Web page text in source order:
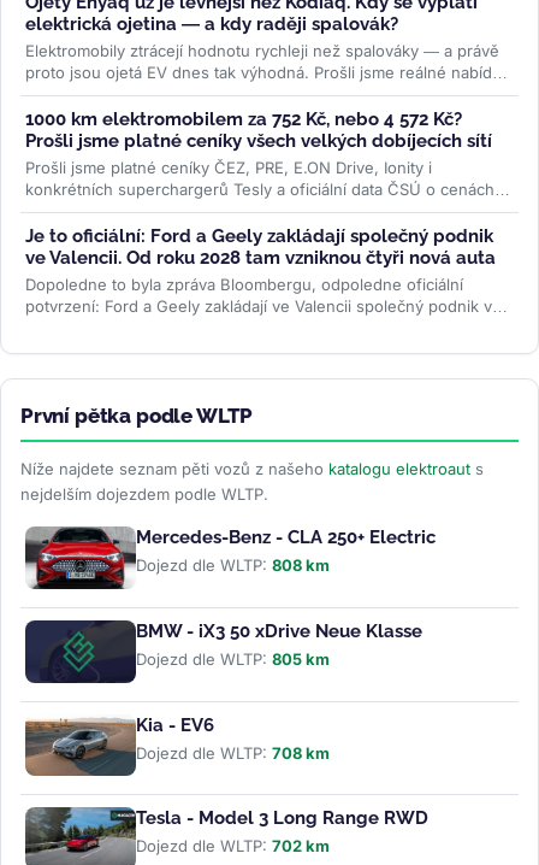
elektrická ojetina — a kdy raději spalovák?
Elektromobily ztrácejí hodnotu rychleji než spalováky — a právě
proto jsou ojetá EV dnes tak výhodná. Prošli jsme reálné nabídky
na...>>
1000 km elektromobilem za 752 Kč, nebo 4 572 Kč?
Prošli jsme platné ceníky všech velkých dobíjecích sítí
Prošli jsme platné ceníky ČEZ, PRE, E.ON Drive, Ionity i
konkrétních superchargerů Tesly a oficiální data ČSÚ o cenách
paliv. Rozdíl je...>>
Je to oficiální: Ford a Geely zakládají společný podnik
ve Valencii. Od roku 2028 tam vzniknou čtyři nová auta
Dopoledne to byla zpráva Bloombergu, odpoledne oficiální
potvrzení: Ford a Geely zakládají ve Valencii společný podnik v
První pětka podle WLTP
Níže najdete seznam pěti vozů z našeho katalogu elektroaut s
nejdelším dojezdem podle WLTP.
Mercedes-Benz - CLA 250+ Electric
Dojezd dle WLTP: 808 km
BMW - iX3 50 xDrive Neue Klasse
Dojezd dle WLTP: 805 km
Kia - EV6
Dojezd dle WLTP: 708 km
Tesla - Model 3 Long Range RWD
Dojezd dle WLTP: 702 km